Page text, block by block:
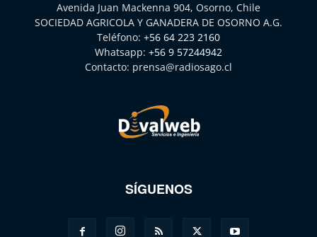
Avenida Juan Mackenna 904, Osorno, Chile
SOCIEDAD AGRICOLA Y GANADERA DE OSORNO A.G.
Teléfono: +56 64 223 2160
Whatsapp: +56 9 57244942
Contacto: prensa@radiosago.cl
SÍGUENOS